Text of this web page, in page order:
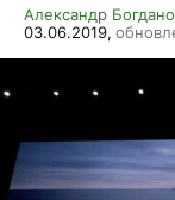
Александр
03.06.2019,